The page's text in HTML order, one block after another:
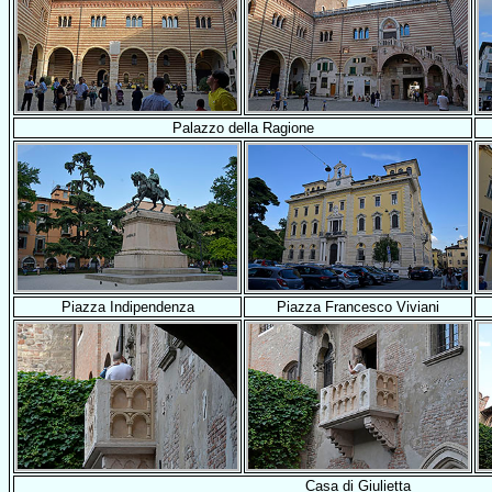
Palazzo della Ragione
Piazza Indipendenza Piazza Francesco Viviani
Casa di Giulietta